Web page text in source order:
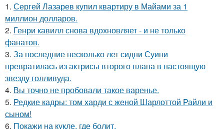
1. Сергей Лазарев купил квартиру в Майами за 1
миллион долларов.
2. Генри кавилл снова вдохновляет - и не только
фанатов.
3. За последние несколько лет сидни Суини
превратилась из актрисы второго плана в настоящую
звезду голливуда.
4. Вы точно не пробовали такое варенье.
5. Редкие кадры: том харди с женой Шарлоттой Райли и
сыном!
6. Покажи на кукле, где болит.